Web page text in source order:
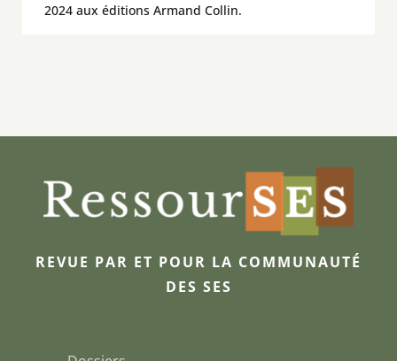
2024 aux éditions Armand Collin.
REVUE PAR ET POUR LA COMMUNAUTÉ
DES SES